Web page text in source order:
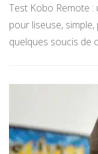
Test Kobo Remote
pour liseuse,
quelques soucis de